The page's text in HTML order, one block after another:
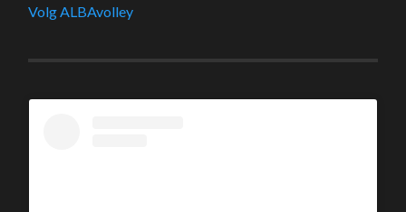
Volg ALBAvolley